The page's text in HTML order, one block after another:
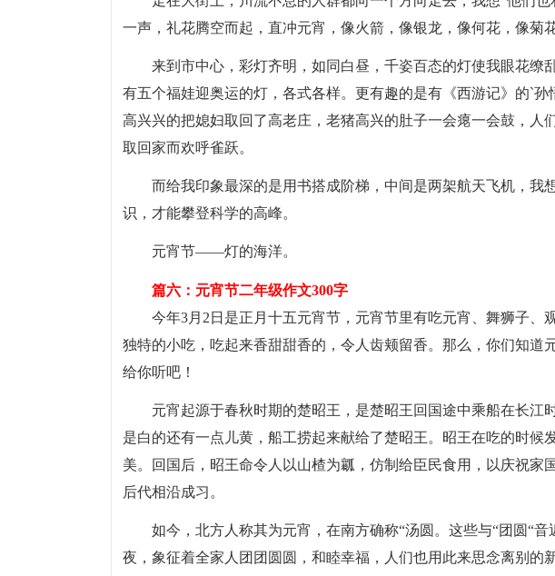
一声，礼花腾空而起，直冲元宵，像火箭，像银龙，像何花，像菊
来到市中心，彩灯齐明，如同白昼，千姿百态的灯使我眼花缭
有五个福娃迎奥运的灯，各式各样。更有趣的是有《西游记》的`
高兴兴的把媳妇取回了高老庄，老猪高兴的肚子一会瘪一会鼓，人
取回家而欢呼雀跃。
而给我印象最深的是用书搭成阶梯，中间是两架航天飞机，我
识，才能攀登科学的高峰。
元宵节——灯的海洋。
篇六：元宵节二年级作文300字
今年3月2日是正月十五元宵节，元宵节里有吃元宵、舞狮子、
独特的小吃，吃起来香甜甜香的，令人齿颊留香。那么，你们知道
给你听吧！
元宵起源于春秋时期的楚昭王，是楚昭王回国途中乘船在长江
是白的还有一点儿黄，船工捞起来献给了楚昭王。昭王在吃的时候
美。回国后，昭王命令人以山楂为瓤，仿制给臣民食用，以庆祝家
后代相沿成习。
如今，北方人称其为元宵，在南方确称“汤圆。这些与“团圆“
夜，象征着全家人团团圆圆，和睦幸福，人们也用此来思念离别的新